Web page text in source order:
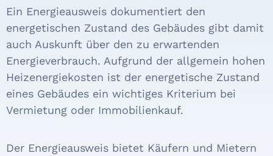
Ein Energie­aus­weis do­ku­men­tiert den
energetischen Zustand des Gebäudes gibt damit
auch Aus­kunft über den zu erwar­ten­den
Energie­ver­brauch. Auf­grund der all­ge­mein hohen
Heiz­ener­gie­kosten ist der ener­getische Zu­stand
eines Gebäudes ein wich­tiges Krite­rium bei
Vermie­tung oder Immo­bilien­kauf.
Der Energie­aus­weis bietet Käufern und Mietern